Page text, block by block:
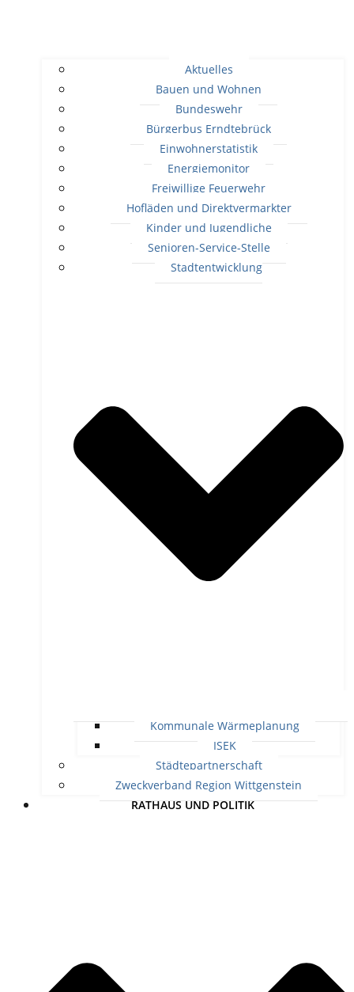
Aktuelles
Bauen und Wohnen
Bundeswehr
Bürgerbus Erndtebrück
Einwohnerstatistik
Energiemonitor
Freiwillige Feuerwehr
Hofläden und Direktvermarkter
Kinder und Jugendliche
Senioren-Service-Stelle
Stadtentwicklung
Kommunale Wärmeplanung
ISEK
Städtepartnerschaft
Zweckverband Region Wittgenstein
RATHAUS UND POLITIK